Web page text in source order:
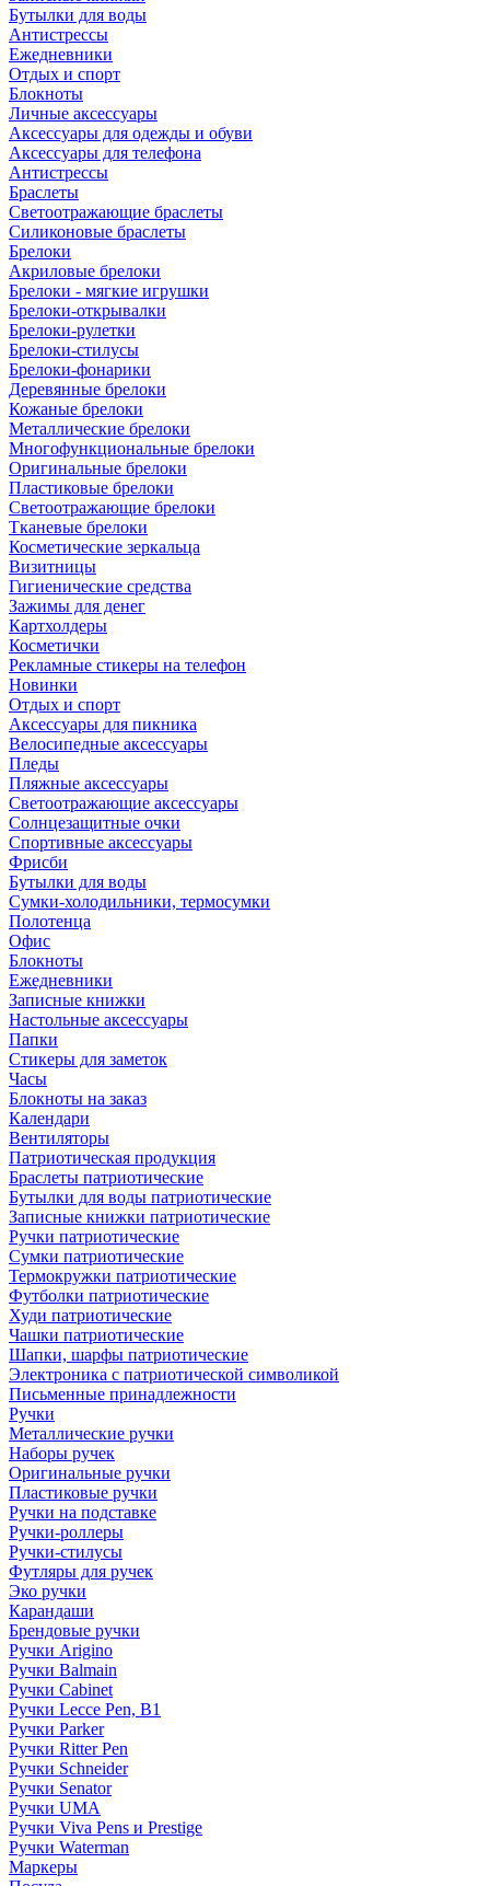
Бутылки для воды
Антистрессы
Ежедневники
Отдых и спорт
Блокноты
Личные аксессуары
Аксессуары для одежды и обуви
Аксессуары для телефона
Антистрессы
Браслеты
Светоотражающие браслеты
Силиконовые браслеты
Брелоки
Акриловые брелоки
Брелоки - мягкие игрушки
Брелоки-открывалки
Брелоки-рулетки
Брелоки-стилусы
Брелоки-фонарики
Деревянные брелоки
Кожаные брелоки
Металлические брелоки
Многофункциональные брелоки
Оригинальные брелоки
Пластиковые брелоки
Светоотражающие брелоки
Тканевые брелоки
Косметические зеркальца
Визитницы
Гигиенические средства
Зажимы для денег
Картхолдеры
Косметички
Рекламные стикеры на телефон
Новинки
Отдых и спорт
Аксессуары для пикника
Велосипедные аксессуары
Пледы
Пляжные аксессуары
Светоотражающие аксессуары
Солнцезащитные очки
Спортивные аксессуары
Фрисби
Бутылки для воды
Сумки-холодильники, термосумки
Полотенца
Офис
Блокноты
Ежедневники
Записные книжки
Настольные аксессуары
Папки
Стикеры для заметок
Часы
Блокноты на заказ
Календари
Вентиляторы
Патриотическая продукция
Браслеты патриотические
Бутылки для воды патриотические
Записные книжки патриотические
Ручки патриотические
Сумки патриотические
Термокружки патриотические
Футболки патриотические
Худи патриотические
Чашки патриотические
Шапки, шарфы патриотические
Электроника с патриотической символикой
Письменные принадлежности
Ручки
Металлические ручки
Наборы ручек
Оригинальные ручки
Пластиковые ручки
Ручки на подставке
Ручки-роллеры
Ручки-стилусы
Футляры для ручек
Эко ручки
Карандаши
Брендовые ручки
Ручки Arigino
Ручки Balmain
Ручки Cabinet
Ручки Lecce Pen, B1
Ручки Parker
Ручки Ritter Pen
Ручки Schneider
Ручки Senator
Ручки UMA
Ручки Viva Pens и Prestige
Ручки Waterman
Маркеры